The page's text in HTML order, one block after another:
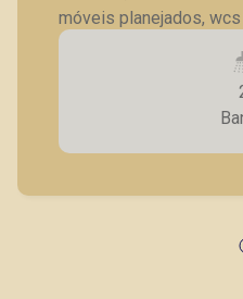
móveis planejados,
deficientes, copa,
com 3.000 m², guarita
estacionamento,
ampliação do galpão,
Rod. Anhanguera,
metros de estrutura,
de acordo com a